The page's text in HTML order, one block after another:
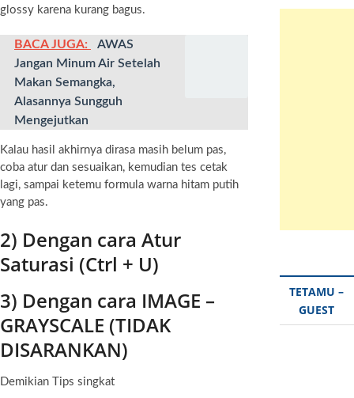
glossy karena kurang bagus.
BACA JUGA:
AWAS
Jangan Minum Air Setelah
Makan Semangka,
Alasannya Sungguh
Mengejutkan
Kalau hasil akhirnya dirasa masih belum pas,
coba atur dan sesuaikan, kemudian tes cetak
lagi, sampai ketemu formula warna hitam putih
yang pas.
2) Dengan cara Atur
Saturasi (Ctrl + U)
3) Dengan cara IMAGE –
GRAYSCALE (TIDAK
DISARANKAN)
Demikian Tips singkat
TETAMU –
GUEST